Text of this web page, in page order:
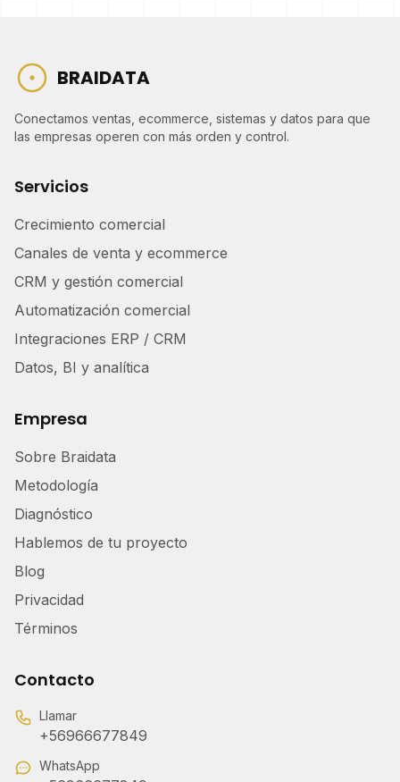
BRAIDATA
Conectamos ventas, ecommerce, sistemas y datos para que
las empresas operen con más orden y control.
Servicios
Crecimiento comercial
Canales de venta y ecommerce
CRM y gestión comercial
Automatización comercial
Integraciones ERP / CRM
Datos, BI y analítica
Empresa
Sobre Braidata
Metodología
Diagnóstico
Hablemos de tu proyecto
Blog
Privacidad
Términos
Contacto
Llamar
+56966677849
WhatsApp